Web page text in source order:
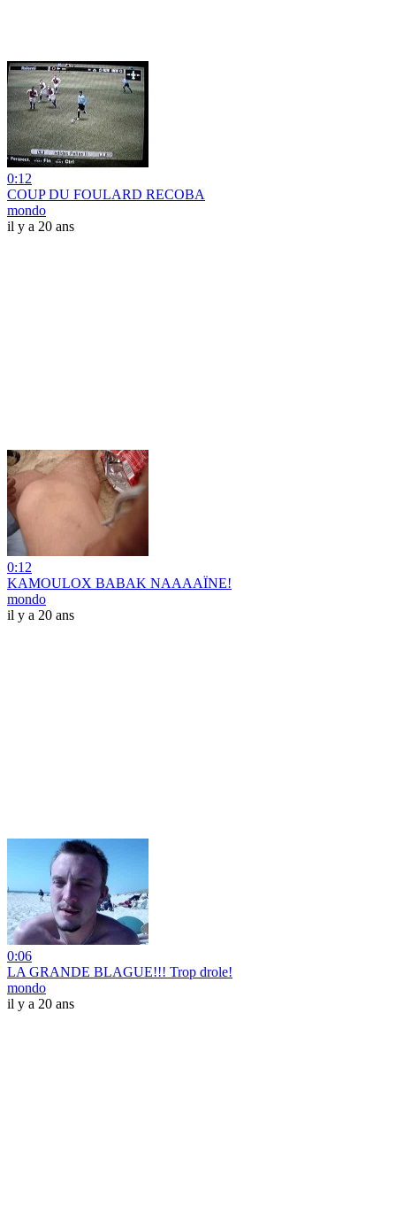
0:12
COUP DU FOULARD RECOBA
mondo
il y a 20 ans
0:12
KAMOULOX BABAK NAAAAÏNE!
mondo
il y a 20 ans
0:06
LA GRANDE BLAGUE!!! Trop drole!
mondo
il y a 20 ans